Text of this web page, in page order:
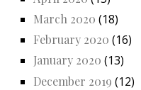
March 2020 (18)
February 2020 (16)
January 2020 (13)
December 2019 (12)